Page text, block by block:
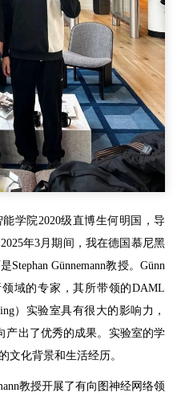
学院2020级直博生何明国，导
年3月期间，我在德国慕尼黑
Günnemann教授。Günn
域的专家，其所带领的DAML
）实验室具有很大的影响力，
产出了优秀的成果。实验室的学
文化背景和生活经历。
教授开展了有向图神经网络领